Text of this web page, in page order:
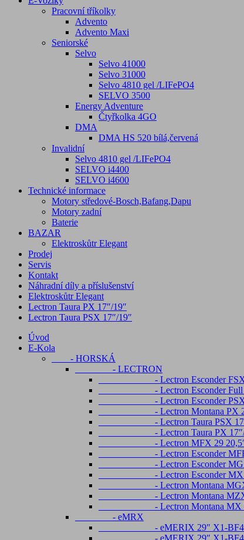
Pracovní tříkolky
Advento
Advento Maxi
Seniorské
Selvo
Selvo 41000
Selvo 31000
Selvo 4810 gel /LIFePO4
SELVO 3500
Energy Adventure
Čtyřkolka 4GO
DMA
DMA HS 520 bílá,červená
Invalidní
Selvo 4810 gel /LIFePO4
SELVO i4400
SELVO i4600
Technické informace
Motory středové-Bosch,Bafang,Dapu
Motory zadní
Baterie
BAZAR
Elektroskůtr Elegant
Prodej
Servis
Kontakt
Náhradní díly a příslušenství
Elektroskůtr Elegant
Lectron Taura PX 17″/19″
Lectron Taura PSX 17″/19″
Úvod
E-Kola
- HORSKÁ
- LECTRON
- Lectron Esconder FSX
- Lectron Esconder Full
- Lectron Esconder PSX 29
- Lectron Montana PX
- Lectron Taura PSX
- Lectron Taura PX 17″/
- Lectron MFX 29 20,5″/
- Lectron Esconder MFR
- Lectron Esconder MGX
- Lectron Esconder MX
- Lectron Montana
- Lectron Montana MZX
- Lectron Montana MX 28
- eMRX
- eMERIX 29″ X1-BF420
- eMERIX 29″ X1-BF420